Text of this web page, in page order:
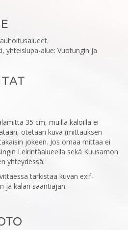
yhteislupa-alue: Vuotungin ja
35 cm, muilla kaloilla ei
otetaan kuva (mittauksen
jokeen. Jos omaa mittaa ei
Leirintäalueella sekä Kuusamon
yhteydessä.
tarkistaa kuvan exif-
ja kalan saantiajan.